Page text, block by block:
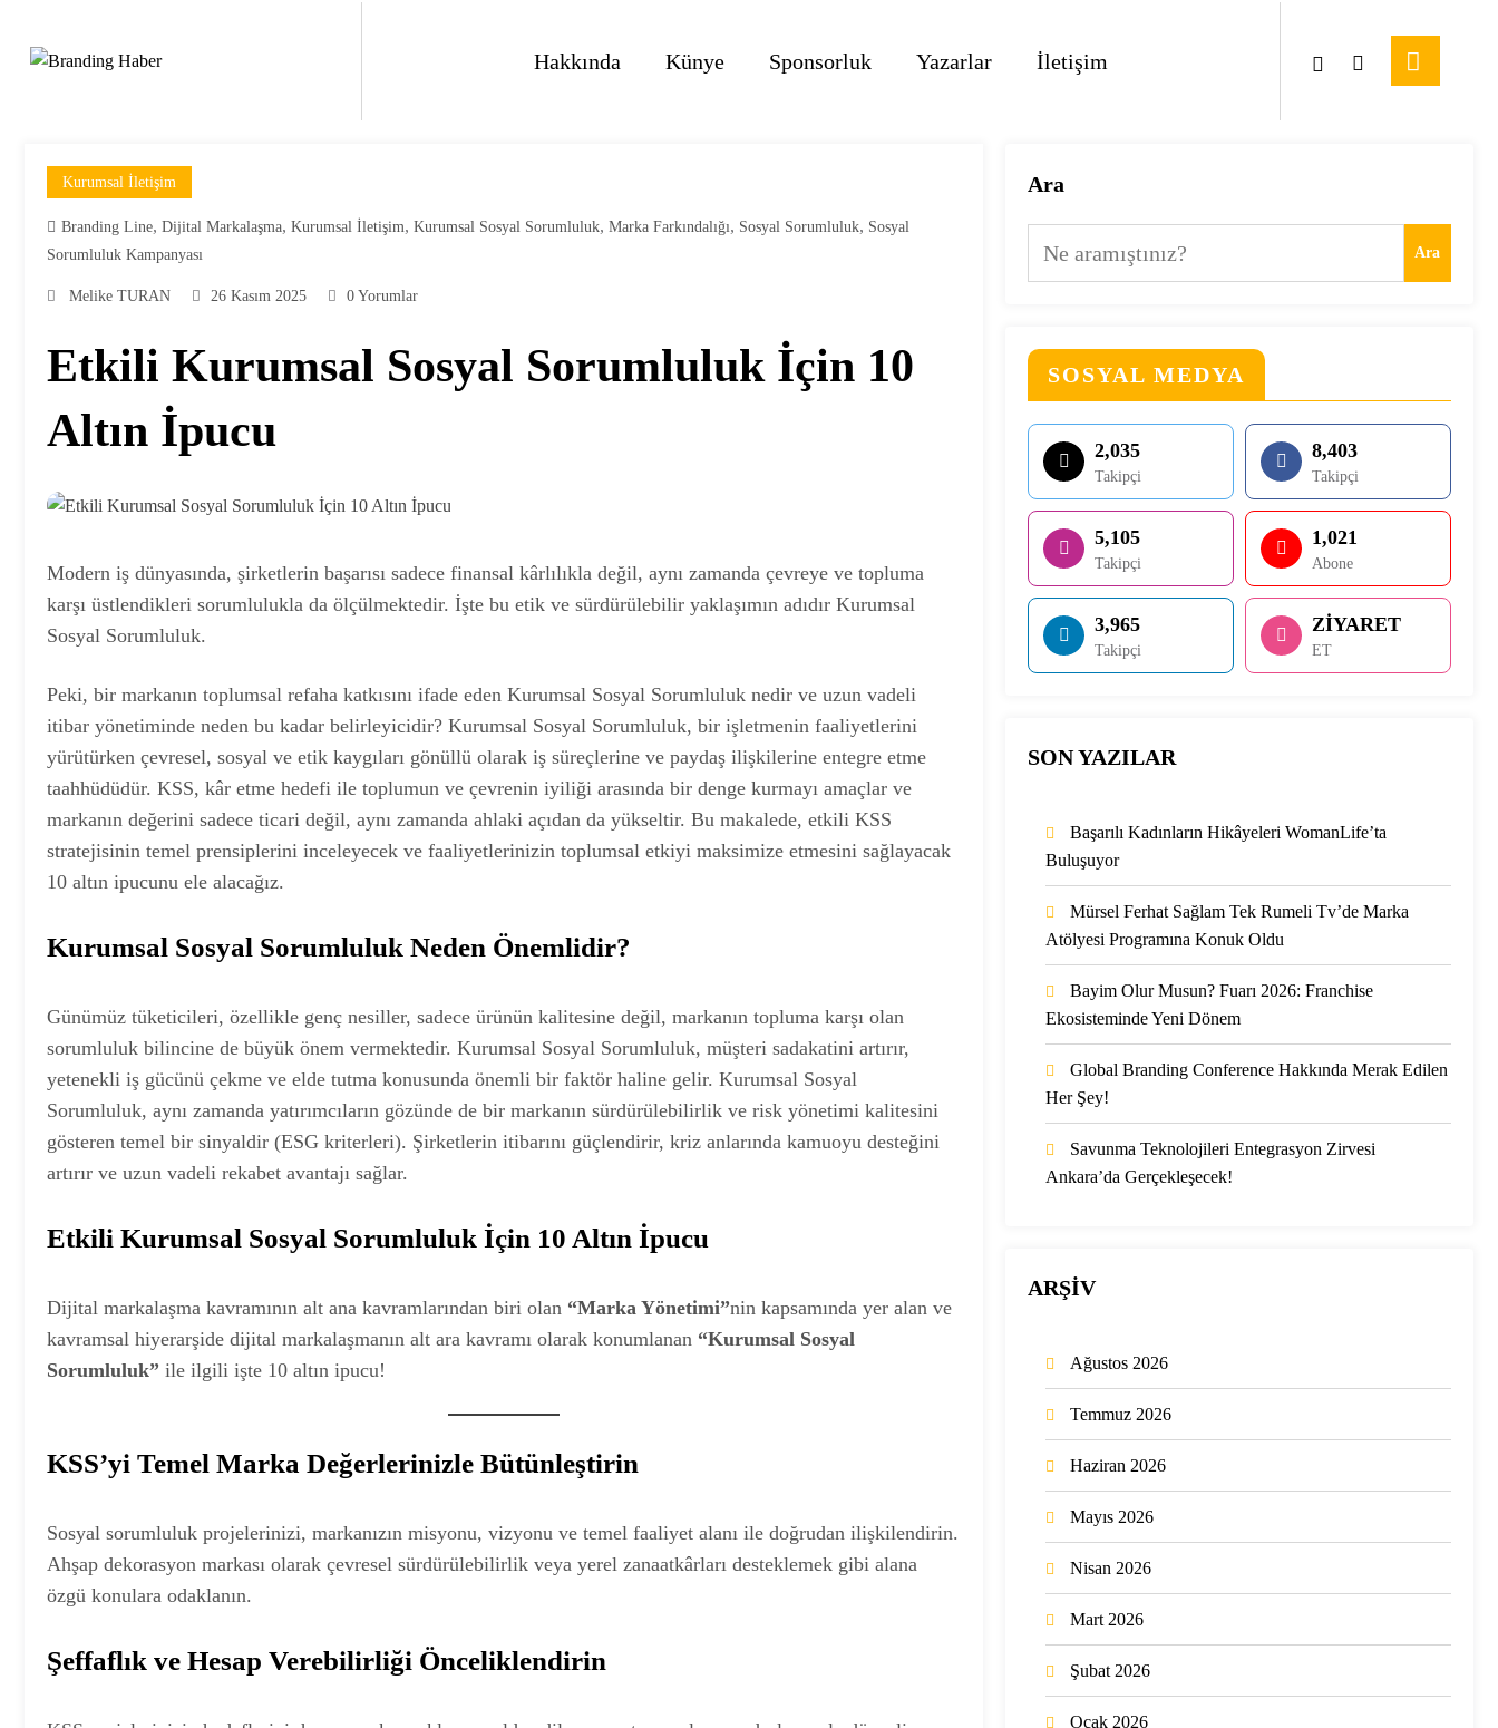
Hakkında Künye Sponsorluk Yazarlar İletişim
Kurumsal İletişim
Branding Line, Dijital Markalaşma, Kurumsal İletişim, Kurumsal Sosyal Sorumluluk, Marka Farkındalığı, Sosyal Sorumluluk, Sosyal
Sorumluluk Kampanyası
Melike TURAN 26 Kasım 2025 0 Yorumlar
Etkili Kurumsal Sosyal Sorumluluk İçin 10
Altın İpucu
Modern iş dünyasında, şirketlerin başarısı sadece finansal kârlılıkla değil, aynı zamanda çevreye ve topluma
karşı üstlendikleri sorumlulukla da ölçülmektedir. İşte bu etik ve sürdürülebilir yaklaşımın adıdır Kurumsal
Sosyal Sorumluluk.
Peki, bir markanın toplumsal refaha katkısını ifade eden Kurumsal Sosyal Sorumluluk nedir ve uzun vadeli
itibar yönetiminde neden bu kadar belirleyicidir? Kurumsal Sosyal Sorumluluk, bir işletmenin faaliyetlerini
yürütürken çevresel, sosyal ve etik kaygıları gönüllü olarak iş süreçlerine ve paydaş ilişkilerine entegre etme
taahhüdüdür. KSS, kâr etme hedefi ile toplumun ve çevrenin iyiliği arasında bir denge kurmayı amaçlar ve
markanın değerini sadece ticari değil, aynı zamanda ahlaki açıdan da yükseltir. Bu makalede, etkili KSS
stratejisinin temel prensiplerini inceleyecek ve faaliyetlerinizin toplumsal etkiyi maksimize etmesini sağlayacak
10 altın ipucunu ele alacağız.
Kurumsal Sosyal Sorumluluk Neden Önemlidir?
Günümüz tüketicileri, özellikle genç nesiller, sadece ürünün kalitesine değil, markanın topluma karşı olan
sorumluluk bilincine de büyük önem vermektedir. Kurumsal Sosyal Sorumluluk, müşteri sadakatini artırır,
yetenekli iş gücünü çekme ve elde tutma konusunda önemli bir faktör haline gelir. Kurumsal Sosyal
Sorumluluk, aynı zamanda yatırımcıların gözünde de bir markanın sürdürülebilirlik ve risk yönetimi kalitesini
gösteren temel bir sinyaldir (ESG kriterleri). Şirketlerin itibarını güçlendirir, kriz anlarında kamuoyu desteğini
artırır ve uzun vadeli rekabet avantajı sağlar.
Etkili Kurumsal Sosyal Sorumluluk İçin 10 Altın İpucu
Dijital markalaşma kavramının alt ana kavramlarından biri olan “Marka Yönetimi”nin kapsamında yer alan ve
kavramsal hiyerarşide dijital markalaşmanın alt ara kavramı olarak konumlanan “Kurumsal Sosyal
Sorumluluk” ile ilgili işte 10 altın ipucu!
KSS’yi Temel Marka Değerlerinizle Bütünleştirin
Sosyal sorumluluk projelerinizi, markanızın misyonu, vizyonu ve temel faaliyet alanı ile doğrudan ilişkilendirin.
Ahşap dekorasyon markası olarak çevresel sürdürülebilirlik veya yerel zanaatkârları desteklemek gibi alana
özgü konulara odaklanın.
Şeffaflık ve Hesap Verebilirliği Önceliklendirin
Ara
Ara
SOSYAL MEDYA
2,035
Takipçi
8,403
Takipçi
5,105
Takipçi
1,021
Abone
3,965
Takipçi
ZİYARET
ET
SON YAZILAR
Başarılı Kadınların Hikâyeleri WomanLife’ta
Buluşuyor
Mürsel Ferhat Sağlam Tek Rumeli Tv’de Marka
Atölyesi Programına Konuk Oldu
Bayim Olur Musun? Fuarı 2026: Franchise
Ekosisteminde Yeni Dönem
Global Branding Conference Hakkında Merak Edilen
Her Şey!
Savunma Teknolojileri Entegrasyon Zirvesi
Ankara’da Gerçekleşecek!
ARŞİV
Ağustos 2026
Temmuz 2026
Haziran 2026
Mayıs 2026
Nisan 2026
Mart 2026
Şubat 2026
Ocak 2026